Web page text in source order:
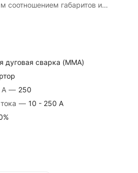
соотношением габаритов и
плавное изменение
эмоции. Широкий
горячего старта («HOTSTART»)
STICK») помогут быстрее и
при напряжении 140В. Кроме
минимальное количество
в такую сеть.
кулеров, что
дуговая сварка (MMA)
А — 250
— 10 - 250 A